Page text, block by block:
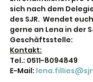
sich nach dem
des SJR.  Wendet
gerne an Lena in der
Geschäftsstelle:
Kontakt:
Tel.: 0511-8094849
E-Mail: